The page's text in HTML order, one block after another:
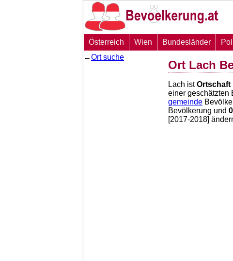
Österreich Wien Bundesländer
←Ort suche
Ort Lach
Lach istOrtschaft
einer geschätzten
gemeinde
Bevölkerung und
[2017-2018]